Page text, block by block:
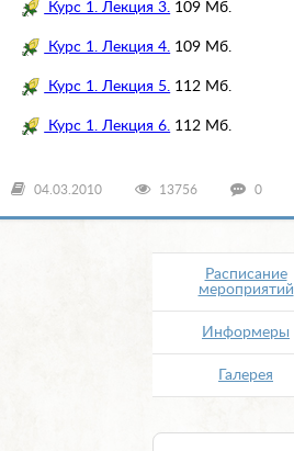
Курс 1. Лекция 3. 109 Мб.
Курс 1. Лекция 4. 109 Мб.
Курс 1. Лекция 5. 112 Мб.
Курс 1. Лекция 6. 112 Мб.
04.03.2010 13756 0
Расписание
мероприятий
Информеры
Галерея